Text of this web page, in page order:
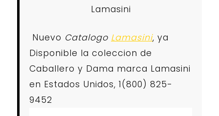
Lamasini
Nuevo Catalogo Lamasini, ya
Disponible la coleccion de
Caballero y Dama marca Lamasini
en Estados Unidos, 1(800) 825-
9452